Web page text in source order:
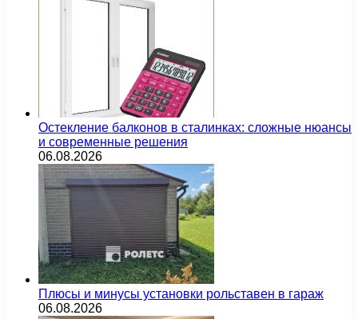
Остекление балконов в сталинках: сложные нюансы
и современные решения
06.08.2026
Плюсы и минусы установки рольставен в гараж
06.08.2026